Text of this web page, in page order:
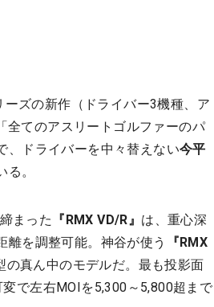
ーズの新作（ドライバー3機種、ア
全てのアスリートゴルファーのパ
、ドライバーを中々替えない今平
。
まった 『RMX VD/R』 は、重心深
離を調整可能。神谷が使う
『RMX
真ん中のモデルだ。最も投影面
で左右MOIを5,300～5,800超まで